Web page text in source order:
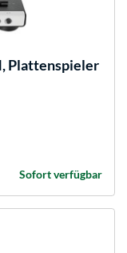
Plattenspieler
Sofort verfügbar